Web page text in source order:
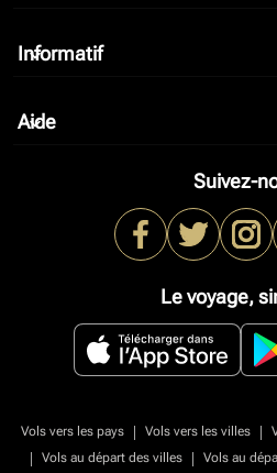
Informatif
keyboard_arrow_down
Aide
keyboard_arrow_down
Suivez-
Le voyage,
Vols vers les pays | Vols vers les villes |
|
Vols au départ des villes | Vols au